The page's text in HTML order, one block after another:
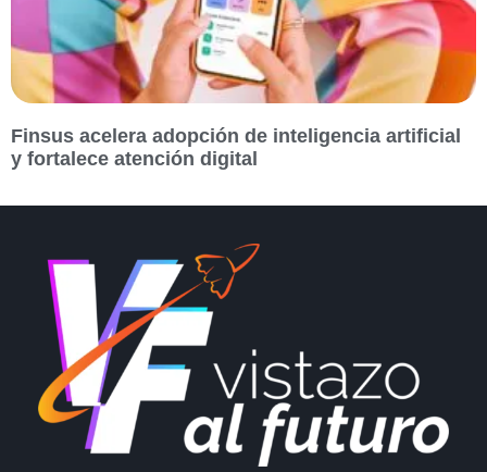
Finsus acelera adopción de inteligencia artificial
y fortalece atención digital